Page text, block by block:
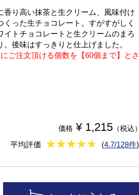
香り高い抹茶と生クリーム、風味付け
った生チョコレート。すがすがしく
イトチョコレートと生クリームのまろ
後味はすっきりと仕上げました。
ご注文頂ける個数を【60個まで】とさ
価格 ¥ 1,215 （税込）
平均評価 ★★★★★
★★★★★ (4.7/128件)